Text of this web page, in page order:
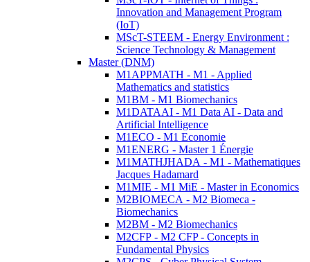
Innovation and Management Program
(IoT)
MScT-STEEM - Energy Environment :
Science Technology & Management
Master (DNM)
M1APPMATH - M1 - Applied
Mathematics and statistics
M1BM - M1 Biomechanics
M1DATAAI - M1 Data AI - Data and
Artificial Intelligence
M1ECO - M1 Economie
M1ENERG - Master 1 Énergie
M1MATHJHADA - M1 - Mathematiques
Jacques Hadamard
M1MIE - M1 MiE - Master in Economics
M2BIOMECA - M2 Biomeca -
Biomechanics
M2BM - M2 Biomechanics
M2CFP - M2 CFP - Concepts in
Fundamental Physics